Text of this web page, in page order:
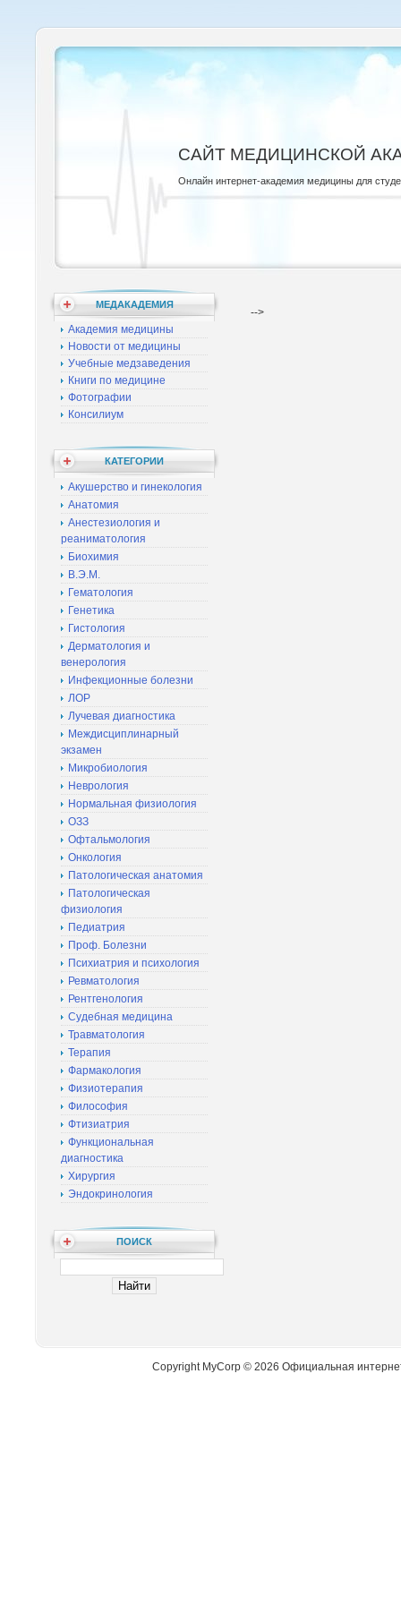
САЙТ МЕДИЦИНСКОЙ
Онлайн интернет-академия медицины для
МЕДАКАДЕМИЯ
Академия медицины
Новости от медицины
Учебные медзаведения
Книги по медицине
Фотографии
Консилиум
КАТЕГОРИИ
Акушерство и гинекология
Анатомия
Анестезиология и
реаниматология
Биохимия
В.Э.М.
Гематология
Генетика
Гистология
Дерматология и
венерология
Инфекционные болезни
ЛОР
Лучевая диагностика
Междисциплинарный
экзамен
Микробиология
Неврология
Нормальная физиология
ОЗЗ
Офтальмология
Онкология
Патологическая анатомия
Патологическая
физиология
Педиатрия
Проф. Болезни
Психиатрия и психология
Ревматология
Рентгенология
Судебная медицина
Травматология
Терапия
Фармакология
Физиотерапия
Философия
Фтизиатрия
Функциональная
диагностика
Хирургия
Эндокринология
ПОИСК
-->
Copyright MyCorp © 2026 Официальная